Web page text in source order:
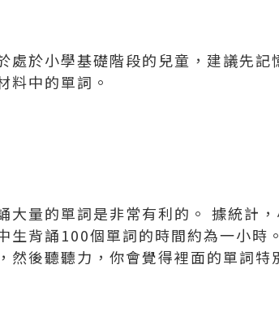
處於小學基礎階段的兒童，建議先
料中的單詞。
大量的單詞是非常有利的。 據統計
生背誦100個單詞的時間約為一小時
然後聽聽力，你會覺得裡面的單詞特